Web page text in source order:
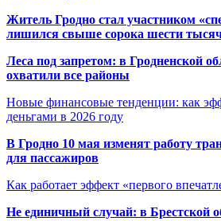
Житель Гродно стал участником
лишился свыше сорока шести
Леса под запретом: в Гродненской
охватили все районы
Новые финансовые тенденции: как
деньгами в 2026 году
В Гродно 10 мая изменят работу
для пассажиров
Как работает эффект «первого
Не единичный случай: в Брестской